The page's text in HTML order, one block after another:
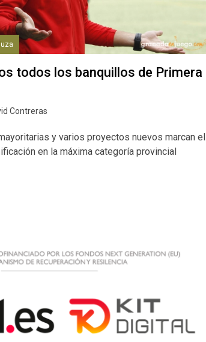
todos los banquillos de Primera
Contreras
y varios proyectos nuevos marcan el
en la máxima categoría provincial